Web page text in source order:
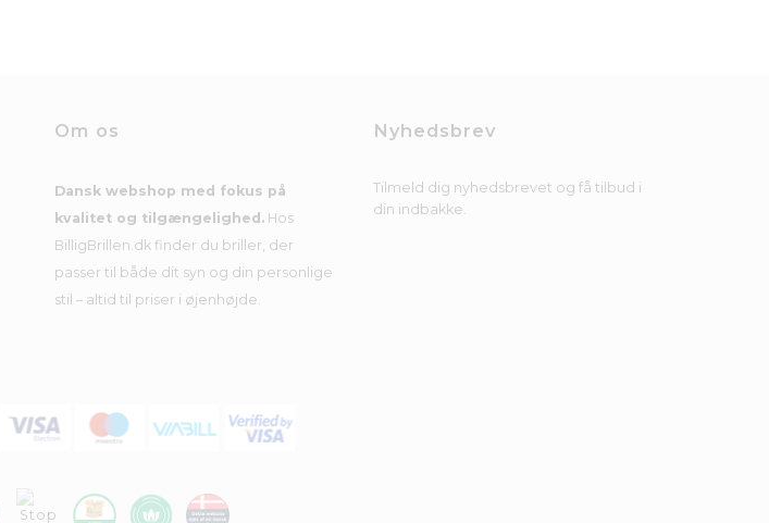
Om os
Dansk webshop med fokus på
kvalitet og tilgængelighed. Hos
BilligBrillen.dk finder du briller, der
passer til både dit syn og din personlige
stil – altid til priser i øjenhøjde.
Nyhedsbrev
Tilmeld dig nyhedsbrevet og få tilbud i
din indbakke.